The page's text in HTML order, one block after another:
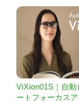
ViXion01S｜自動
ートフォーカス